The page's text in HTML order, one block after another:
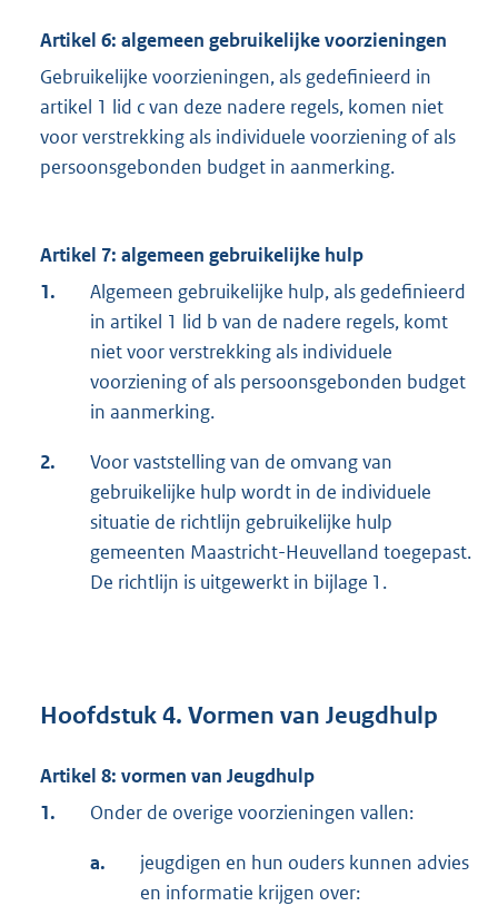
Artikel 6: algemeen gebruikelijke voorzieningen
Gebruikelijke voorzieningen, als gedefinieerd in
artikel 1 lid c van deze nadere regels, komen niet
voor verstrekking als individuele voorziening of als
persoonsgebonden budget in aanmerking.
Artikel 7: algemeen gebruikelijke hulp
1.
Algemeen gebruikelijke hulp, als gedefinieerd
in artikel 1 lid b van de nadere regels, komt
niet voor verstrekking als individuele
voorziening of als persoonsgebonden budget
in aanmerking.
2.
Voor vaststelling van de omvang van
gebruikelijke hulp wordt in de individuele
situatie de richtlijn gebruikelijke hulp
gemeenten Maastricht-Heuvelland toegepast.
De richtlijn is uitgewerkt in bijlage 1.
Hoofdstuk 4. Vormen van Jeugdhulp
Artikel 8: vormen van Jeugdhulp
1.
Onder de overige voorzieningen vallen:
a.
jeugdigen en hun ouders kunnen advies
en informatie krijgen over: